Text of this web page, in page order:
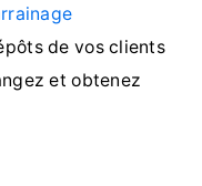
de vos clients
et obtenez